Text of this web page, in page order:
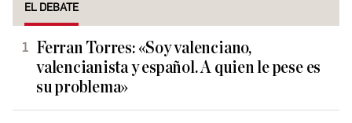
EL DEBATE
Ferran Torres: «Soy valenciano,
valencianista y español. A quien le pese es
su problema»